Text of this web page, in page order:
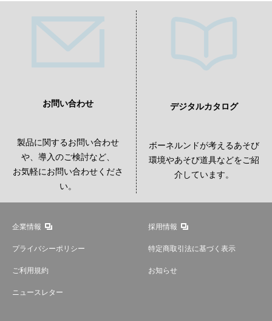
お問い合わせ
製品に関するお問い合わせ
や、導入のご検討など、
お気軽にお問い合わせくださ
い。
デジタルカタログ
ボーネルンドが考えるあそび
環境やあそび道具などをご紹
介しています。
企業情報 採用情報
プライバシーポリシー 特定商取引法に基づく表示
ご利用規約 お知らせ
ニュースレター